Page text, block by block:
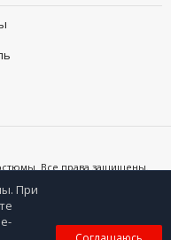
Все права защищены.
ссылки на 123kupi.ru
0
При